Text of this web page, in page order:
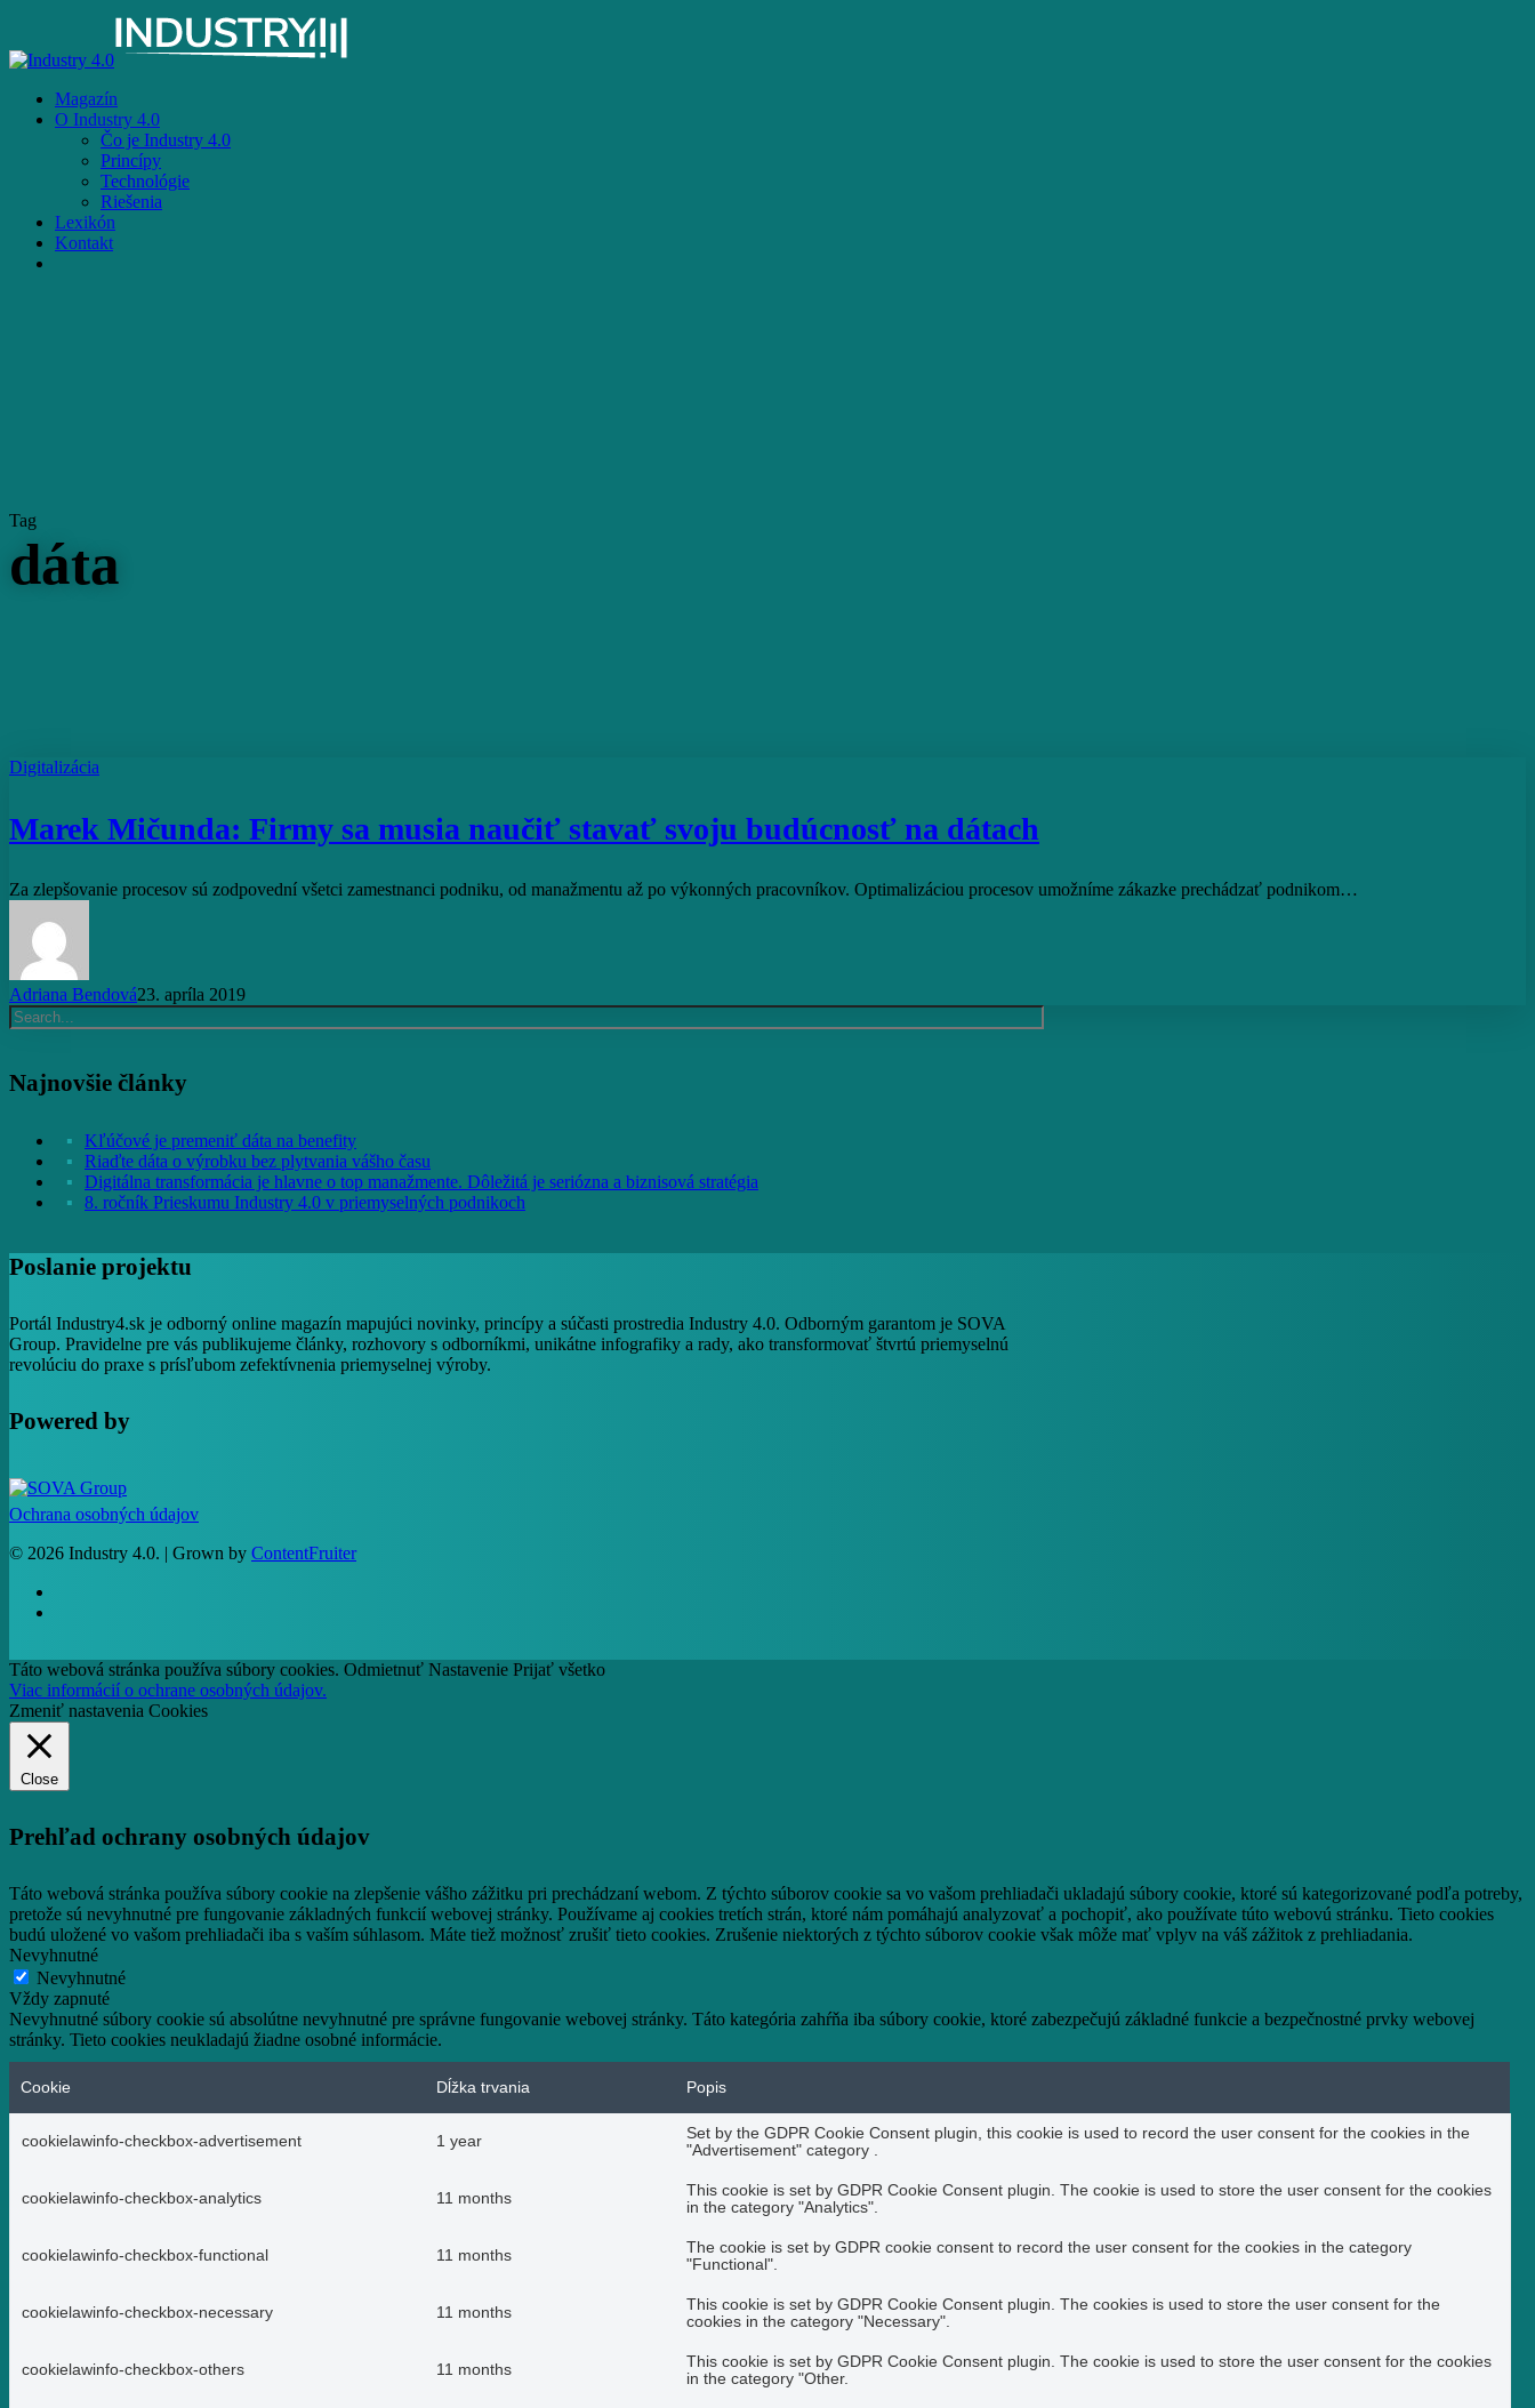
main
Menu
Magazín
O Industry 4.0
Čo je Industry 4.0
Princípy
Technológie
Riešenia
Lexikón
Kontakt
Tag
dáta
Marek
sa
musia
stavať
budúcnosť
dátach
Digitalizácia
Marek Mičunda: Firmy sa musia naučiť stavať svoju budúcnosť na dátach
Za zlepšovanie procesov sú zodpovední všetci zamestnanci podniku, od manažmentu až po výkonných pracovníkov. Optimalizáciou procesov umožníme zákazke prechádzať podnikom…
Adriana Bendová23. apríla 2019
Najnovšie články
Kľúčové je premeniť dáta na benefity
Riaďte dáta o výrobku bez plytvania vášho času
Digitálna transformácia je hlavne o top manažmente. Dôležitá je seriózna a biznisová stratégia
8. ročník Prieskumu Industry 4.0 v priemyselných podnikoch
Poslanie projektu
Portál Industry4.sk je odborný online magazín mapujúci novinky, princípy a súčasti prostredia Industry 4.0. Odborným garantom je SOVA
Group. Pravidelne pre vás publikujeme články, rozhovory s odborníkmi, unikátne infografiky a rady, ako transformovať štvrtú priemyselnú
revolúciu do praxe s prísľubom zefektívnenia priemyselnej výroby.
Powered by
Ochrana osobných údajov
© 2026 Industry 4.0. | Grown by ContentFruiter
Táto webová stránka používa súbory cookies. Odmietnuť Nastavenie Prijať všetko
Viac informácií o ochrane osobných údajov.
Zmeniť nastavenia Cookies
Close
Prehľad ochrany osobných údajov
Táto webová stránka používa súbory cookie na zlepšenie vášho zážitku pri prechádzaní webom. Z týchto súborov cookie sa vo vašom prehliadači ukladajú súbory cookie, ktoré sú kategorizované podľa potreby,
pretože sú nevyhnutné pre fungovanie základných funkcií webovej stránky. Používame aj cookies tretích strán, ktoré nám pomáhajú analyzovať a pochopiť, ako používate túto webovú stránku. Tieto cookies
budú uložené vo vašom prehliadači iba s vaším súhlasom. Máte tiež možnosť zrušiť tieto cookies. Zrušenie niektorých z týchto súborov cookie však môže mať vplyv na váš zážitok z prehliadania.
Nevyhnutné
Nevyhnutné
Vždy zapnuté
Nevyhnutné súbory cookie sú absolútne nevyhnutné pre správne fungovanie webovej stránky. Táto kategória zahŕňa iba súbory cookie, ktoré zabezpečujú základné funkcie a bezpečnostné prvky webovej
stránky. Tieto cookies neukladajú žiadne osobné informácie.
Cookie Dĺžka trvania Popis
cookielawinfo-checkbox-advertisement 1 year
Set by the GDPR Cookie Consent plugin, this cookie is used to record the user consent for the cookies in the
"Advertisement" category .
cookielawinfo-checkbox-analytics 11 months
This cookie is set by GDPR Cookie Consent plugin. The cookie is used to store the user consent for the cookies
in the category "Analytics".
cookielawinfo-checkbox-functional 11 months
The cookie is set by GDPR cookie consent to record the user consent for the cookies in the category
"Functional".
cookielawinfo-checkbox-necessary 11 months
This cookie is set by GDPR Cookie Consent plugin. The cookies is used to store the user consent for the
cookies in the category "Necessary".
cookielawinfo-checkbox-others 11 months
This cookie is set by GDPR Cookie Consent plugin. The cookie is used to store the user consent for the cookies
in the category "Other.